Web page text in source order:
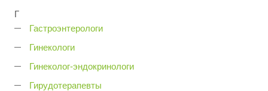
Г
Гастроэнтерологи
Гинекологи
Гинеколог-эндокринологи
Гирудотерапевты